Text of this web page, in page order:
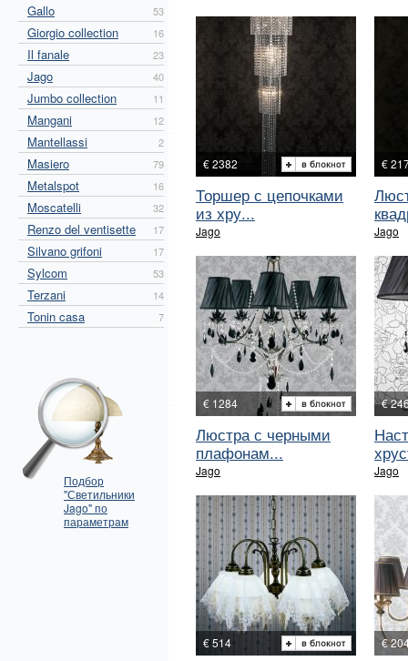
Gallo 53
Giorgio collection 16
Il fanale 23
Jago 40
Jumbo collection 11
Mangani 12
Mantellassi 2
Masiero 79
Metalspot 16
Moscatelli 32
Renzo del ventisette 17
Silvano grifoni 17
Sylcom 53
Terzani 14
Tonin casa 7
Подбор
"Светильники
Jago" по
параметрам
€ 2382
Торшер с цепочками
из хру...
Jago
€
Jago
€ 1284
Люстра с черными
плафонам...
Jago
€
Jago
€ 514 €